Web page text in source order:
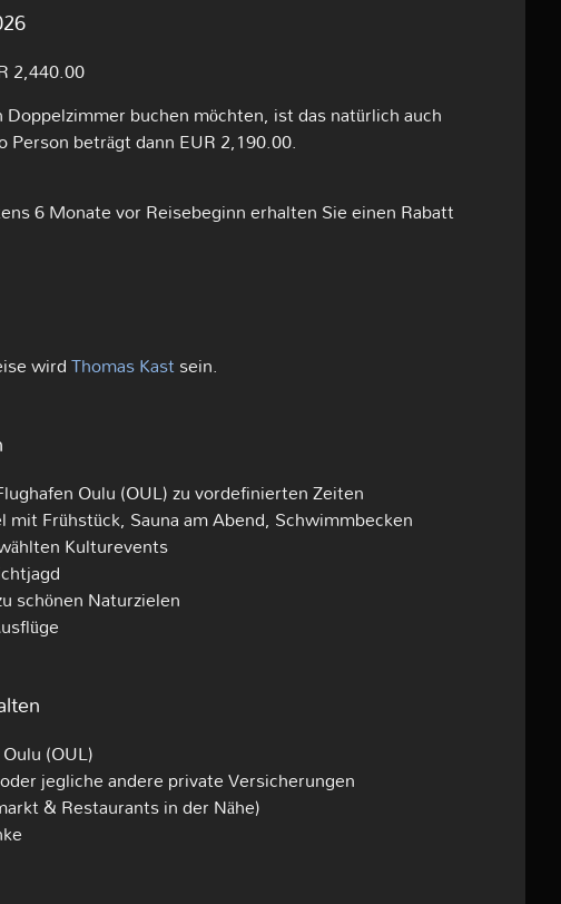
2,440.00
buchen möchten, ist das natürlich auch
Person beträgt dann EUR 2,190.00.
6 Monate vor Reisebeginn erhalten Sie einen Rabatt
wirdThomas Kastsein.
Oulu (OUL) zu vordefinierten Zeiten
Frühstück, Sauna am Abend, Schwimmbecken
Kulturevents
schönen Naturzielen
(OUL)
jegliche andere private Versicherungen
& Restaurants in der Nähe)